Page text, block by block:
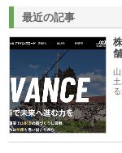
最近の記事